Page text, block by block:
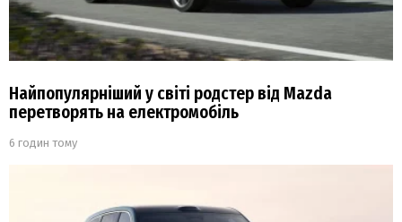
Найпопулярніший у світі родстер від Mazda
перетворять на електромобіль
6 годин тому